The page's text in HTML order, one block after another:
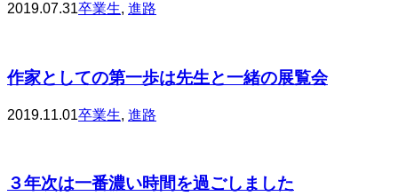
2019.07.31卒業生, 進路
作家としての第一歩は先生と一緒の展覧会
2019.11.01卒業生, 進路
３年次は一番濃い時間を過ごしました